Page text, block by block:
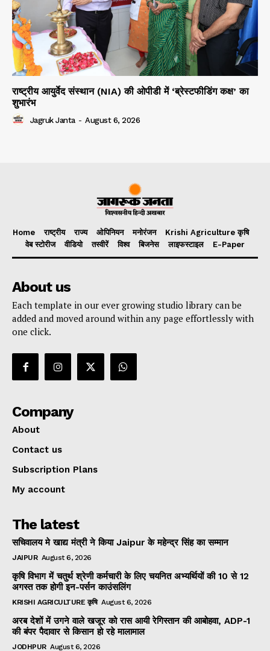
राष्ट्रीय आयुर्वेद संस्थान (NIA) की ओपीडी में ‘ब्रेस्टफीडिंग कक्ष’ का
शुभारंभ
Jagruk Janta - August 6, 2026
Home राष्ट्रीय राज्य ओपिनियन मनोरंजन
Krishi Agriculture कृषि
वेब स्टोरीज
वीडियो तस्वीरें विश्व बिजनेस लाइफस्टाइल E-Paper
About us
Each template in our ever growing studio library can be
added and moved around within any page effortlessly with
one click.
Company
About
Contact us
Subscription Plans
My account
The latest
सचिवालय मे खाद्य मंत्री ने किया Jaipur के महेन्द्र सिंह का सम्मान
JAIPUR August 6, 2026
कृषि विभाग में चतुर्थ श्रेणी कर्मचारी के लिए चयनित अभ्यर्थियों की 10 से 12
अगस्त तक होगी इन-पर्सन काउंसलिंग
KRISHI AGRICULTURE कृषि August 6, 2026
अरब देशों में उगने वाले खजूर को रास आयी रेगिस्तान की आबोहवा, ADP-1
की बंपर पैदावार से किसान हो रहे मालामाल
JODHPUR August 6, 2026